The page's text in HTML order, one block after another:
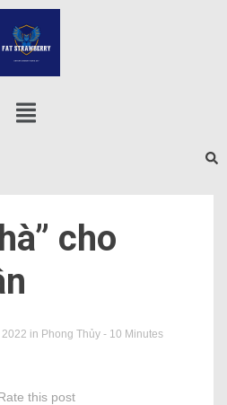
cho
in Phong Thủy - 10 Minutes
this post